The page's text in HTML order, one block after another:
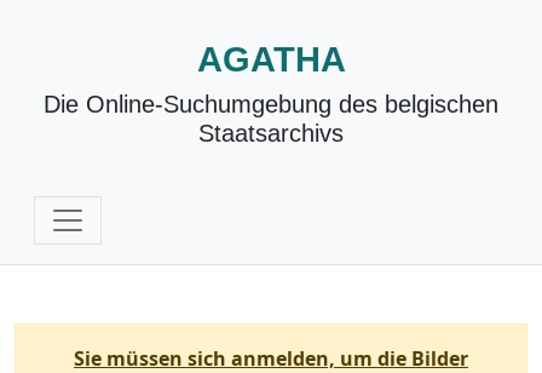
AGATHA
Die Online-Suchumgebung des belgischen
Staatsarchivs
Sie müssen sich anmelden, um die Bilder